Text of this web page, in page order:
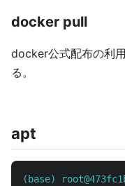
docker pull
docker公式配布の利
る。
apt
(base)